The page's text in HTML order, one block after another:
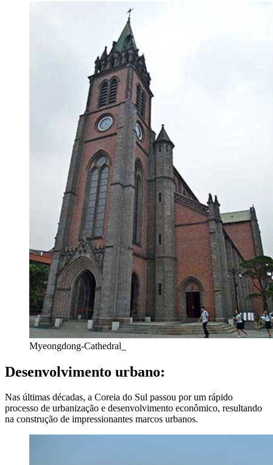
Myeongdong-Cathedral_
Desenvolvimento urbano:
Nas últimas décadas, a Coreia do Sul passou por um rápido
processo de urbanização e desenvolvimento econômico, resultando
na construção de impressionantes marcos urbanos.